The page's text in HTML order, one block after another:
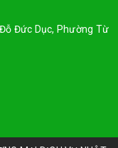
Đức Dục, Phường Từ